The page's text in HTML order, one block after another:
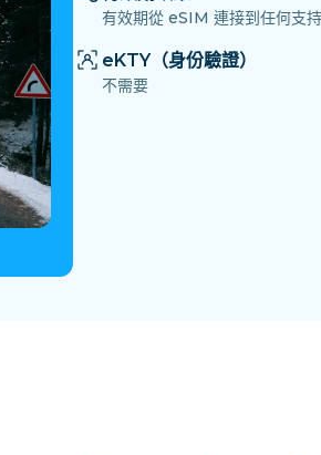
有效期從 eSIM 連接到任何支
eKTY（身份驗證）
不需要